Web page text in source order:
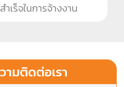
เร็จในการจ้างงาน
ามติดต่อเรา